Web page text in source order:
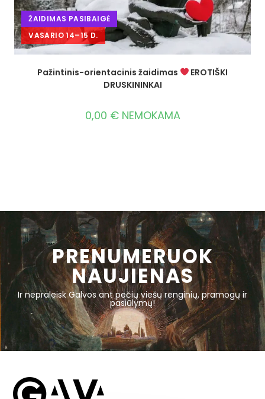
ŽAIDIMAS PASIBAIGĖ
VASARIO 14–15 D.
Pažintinis-orientacinis žaidimas
EROTIŠKI
DRUSKININKAI
0,00 € NEMOKAMA
PRENUMERUOK
NAUJIENAS
Ir nepraleisk Galvos ant pečių viešų renginių, pramogų ir
pasiūlymų!